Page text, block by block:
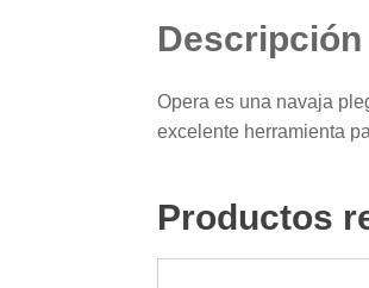
Descripción
Opera es una navaja
excelente herramienta
Productos